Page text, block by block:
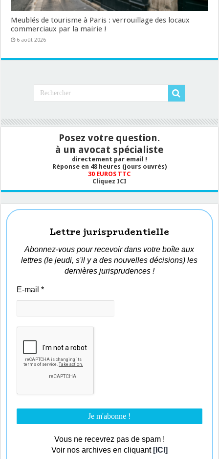
Meublés de tourisme à Paris : verrouillage des locaux
commerciaux par la mairie !
6 août 2026
Posez votre question.
à un avocat spécialiste
directement par email !
Réponse en 48 heures (jours ouvrés)
30 EUROS TTC
Cliquez ICI
Lettre jurisprudentielle
Abonnez-vous pour recevoir dans votre boîte aux
lettres (le jeudi, s'il y a des nouvelles décisions) les
dernières jurisprudences !
E-mail*
Vous ne recevrez pas de spam !
Voir nos archives en cliquant [ICI]